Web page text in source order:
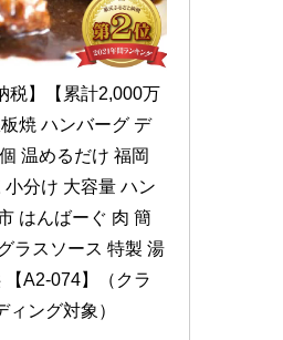
税】【累計2,000万
焼 ハンバーグ デ
温めるだけ 福岡
小分け 大容量 ハン
はんばーぐ 肉 簡
ラスソース 特製 湯
【A2-074】（クラ
ィング対象）